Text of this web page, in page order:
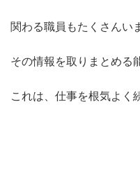
関わる職員もたくさんい
その情報を取りまとめる
これは、仕事を根気よく